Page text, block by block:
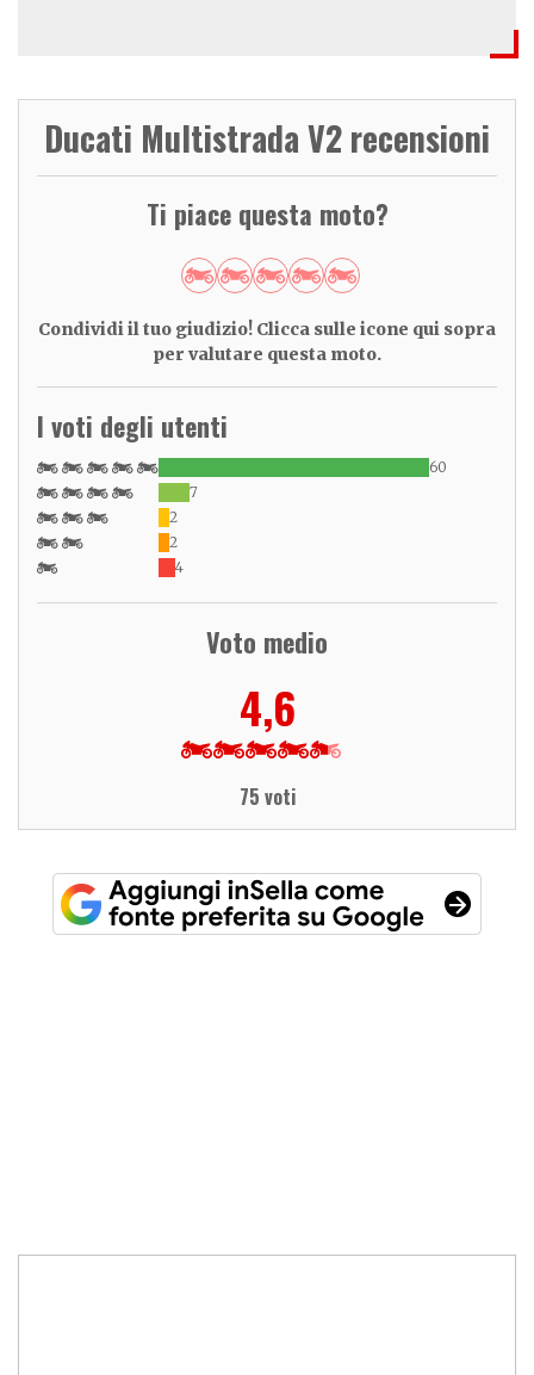
Ducati Multistrada V2 recensioni
Ti piace questa moto?
Condividi il tuo giudizio! Clicca sulle icone qui sopra
per valutare questa moto.
I voti degli utenti
60
7
2
2
4
Voto medio
4,6
75 voti